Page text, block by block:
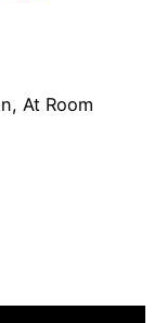
At Room